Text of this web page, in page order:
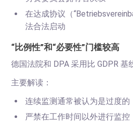
在达成协议（
法合法启动
“比例性”和“必要性”门槛较高
德国法院和 DPA 采用比 GDPR 基
主要解读：
连续监测通常被认为是过度的
严禁在工作时间以外进行监控